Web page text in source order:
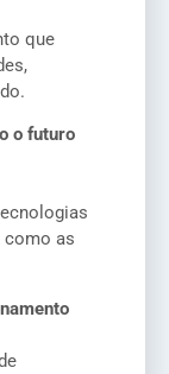
que
o futuro
como as